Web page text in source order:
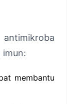
imun:
membantu